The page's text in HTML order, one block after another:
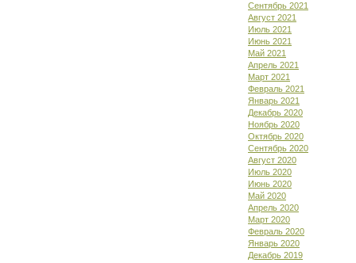
Сентябрь 2021
Август 2021
Июль 2021
Июнь 2021
Май 2021
Апрель 2021
Март 2021
Февраль 2021
Январь 2021
Декабрь 2020
Ноябрь 2020
Октябрь 2020
Сентябрь 2020
Август 2020
Июль 2020
Июнь 2020
Май 2020
Апрель 2020
Март 2020
Февраль 2020
Январь 2020
Декабрь 2019